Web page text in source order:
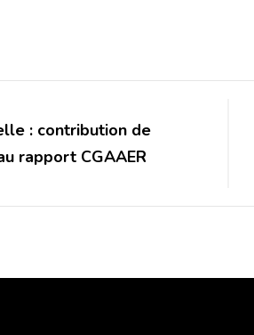
: contribution de
rapport CGAAER